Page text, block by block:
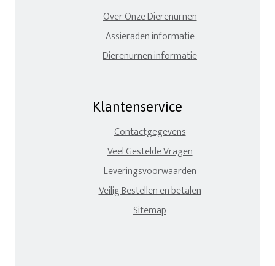
Over Onze Dierenurnen
Assieraden informatie
Dierenurnen informatie
Klantenservice
Contactgegevens
Veel Gestelde Vragen
Leveringsvoorwaarden
Veilig Bestellen en betalen
Sitemap